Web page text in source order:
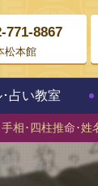
771-8867
松本館
占い教室
相･四柱推命･姓